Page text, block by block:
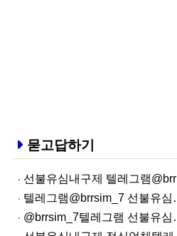
묻고답하기
선불유심내구제 텔레그램@brrsim_7 선불유심매입 뽀…
텔레그램@brrsim_7 선불유심내구제 선불유심매입 뽀…
@brrsim_7텔레그램 선불유심내구제 급전 뽀로로통신…